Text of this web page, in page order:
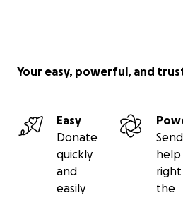
Your easy, powerful, and
Easy
Donate
quickly
and
easily
Send
help
the